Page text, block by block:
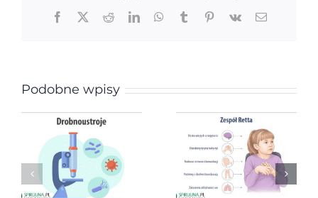
Facebook
X RedditLinkedInWhatsApp
TumblrPinterest
Vk Email
Podobne wpisy